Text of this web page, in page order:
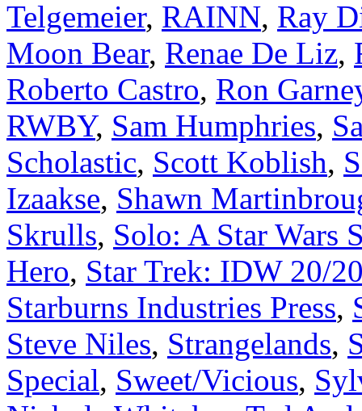
Telgemeier, RAINN, Ray
Moon Bear, Renae De Liz,
Roberto Castro, Ron
RWBY, Sam Humphries,
Scholastic, Scott Koblish,
Izaakse, Shawn
Skrulls, Solo: A Star Wars
Hero, Star Trek: IDW 20/
Starburns Industries Press,
Steve Niles, Strangelands,
Special, Sweet/Vicious,